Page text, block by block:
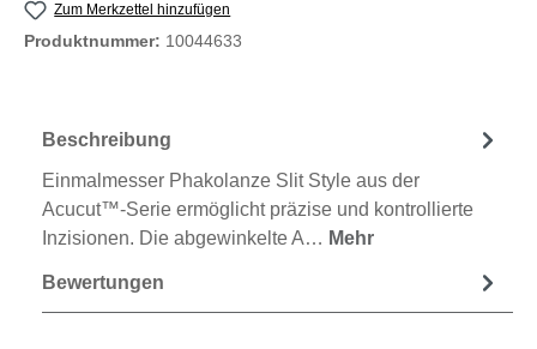
Zum Merkzettel hinzufügen
Produktnummer: 10044633
Beschreibung
Einmalmesser Phakolanze Slit Style aus der
Acucut™-Serie ermöglicht präzise und kontrollierte
Inzisionen. Die abgewinkelte A… Mehr
Bewertungen